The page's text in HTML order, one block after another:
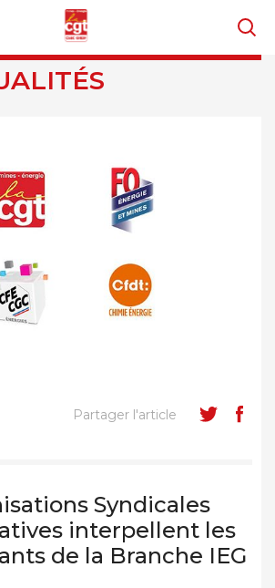
Partager l'article
Syndicales
interpellent les
de la Branche IEG